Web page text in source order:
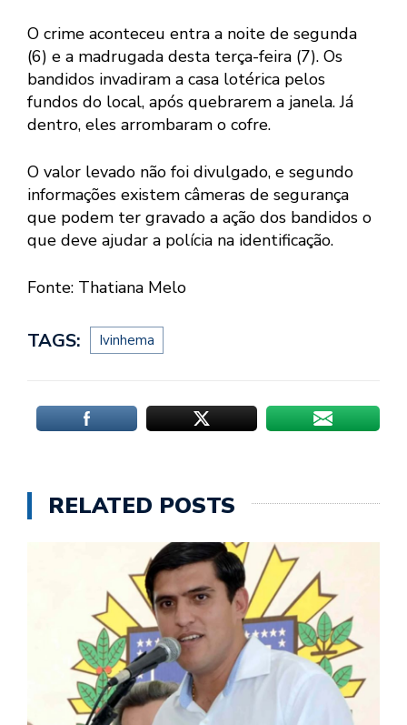
O crime aconteceu entra a noite de segunda
(6) e a madrugada desta terça-feira (7). Os
bandidos invadiram a casa lotérica pelos
fundos do local, após quebrarem a janela. Já
dentro, eles arrombaram o cofre.
O valor levado não foi divulgado, e segundo
informações existem câmeras de segurança
que podem ter gravado a ação dos bandidos o
que deve ajudar a polícia na identificação.
Fonte: Thatiana Melo
TAGS: Ivinhema
RELATED POSTS